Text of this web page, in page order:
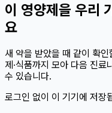
이 영양제 을 우리
요
새 약을 받았을 때 같이 확
제·식품까지 모아 다음 진
수 있습니다.
로그인 없이 이 기기에 저장